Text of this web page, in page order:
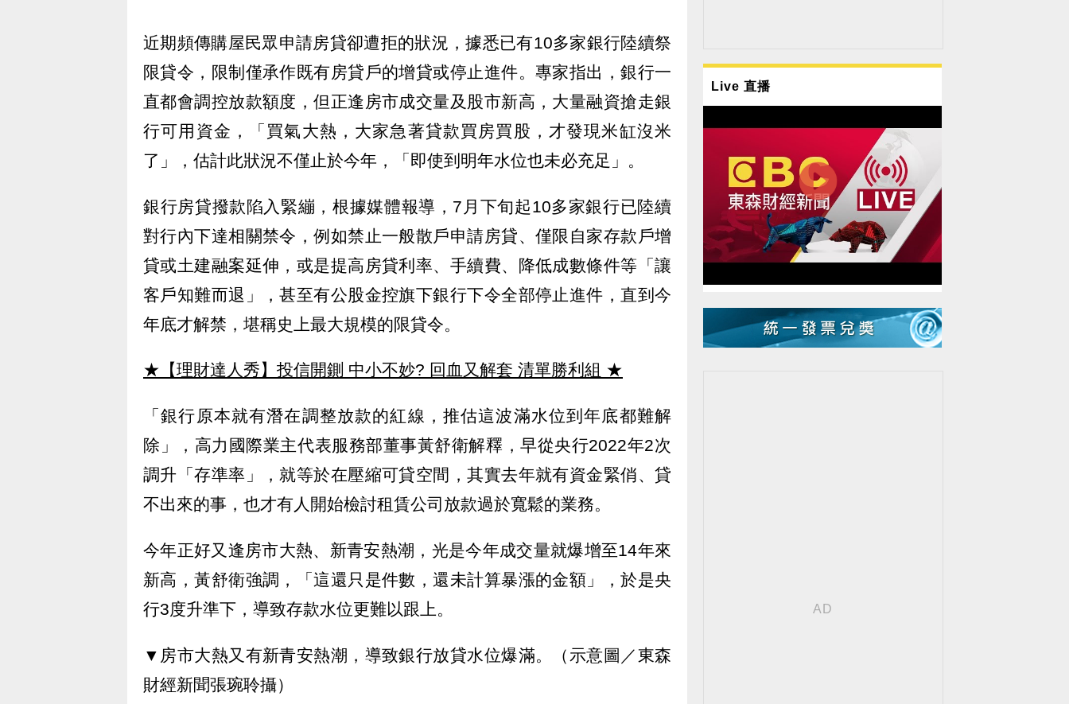
近期頻傳購屋民眾申請房貸卻遭拒的狀況，據悉已有10多家銀行陸續祭
限貸令，限制僅承作既有房貸戶的增貸或停止進件。專家指出，銀行一
直都會調控放款額度，但正逢房市成交量及股市新高，大量融資搶走銀
行可用資金，「買氣大熱，大家急著貸款買房買股，才發現米缸沒米
了」，估計此狀況不僅止於今年，「即使到明年水位也未必充足」。
銀行房貸撥款陷入緊繃，根據媒體報導，7月下旬起10多家銀行已陸續
對行內下達相關禁令，例如禁止一般散戶申請房貸、僅限自家存款戶增
貸或土建融案延伸，或是提高房貸利率、手續費、降低成數條件等「讓
客戶知難而退」，甚至有公股金控旗下銀行下令全部停止進件，直到今
年底才解禁，堪稱史上最大規模的限貸令。
★【理財達人秀】投信開鍘 中小不妙? 回血又解套 清單勝利組 ★
「銀行原本就有潛在調整放款的紅線，推估這波滿水位到年底都難解
除」，高力國際業主代表服務部董事黃舒衛解釋，早從央行2022年2次
調升「存準率」，就等於在壓縮可貸空間，其實去年就有資金緊俏、貸
不出來的事，也才有人開始檢討租賃公司放款過於寬鬆的業務。
今年正好又逢房市大熱、新青安熱潮，光是今年成交量就爆增至14年來
新高，黃舒衛強調，「這還只是件數，還未計算暴漲的金額」，於是央
行3度升準下，導致存款水位更難以跟上。
▼房市大熱又有新青安熱潮，導致銀行放貸水位爆滿。（示意圖／東森
財經新聞張琬聆攝）
Live 直播